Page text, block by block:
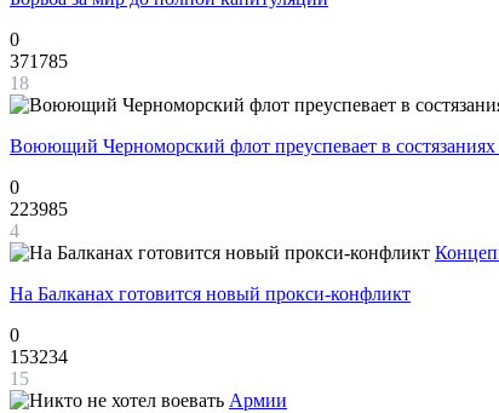
0
371785
18
Воюющий Черноморский флот преуспевает в
0
223985
4
На Балканах готовится новый прокси-конфликт
0
153234
15
Армии